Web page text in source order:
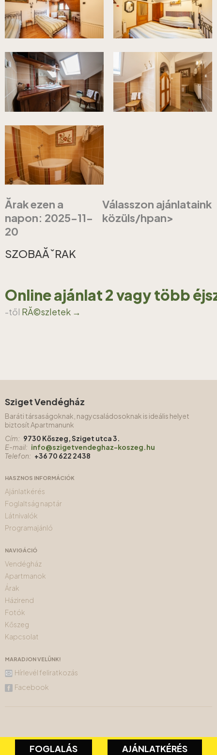
Ărak ezen a
napon: 2025-11-
20
Válasszon ajánlataink
közüls/hpan>
SZOBAĂˇRAK
Online ajánlat 2 vagy több
-től RĂ©szletek →
Sziget Vendégház
Baráti társaságoknak, nagycsaládosoknak is ideális helyet
biztosít Apartmanunk
Cím: 9730 Kőszeg, Sziget utca 3.
E-mail: info@szigetvendeghaz-koszeg.hu
Telefon: +36 70 622 2438
HASZNOS INFORMÁCIÓK
Ajánlatkérés
Foglaltság naptár
Látnivalók
Programajánló
NAVIGÁCIÓ
Vendégház
Apartmanok
Árak
Házirend
Fotók
Kőszeg
Kapcsolat
MARADJON VELÜNK!
Hírlevél feliratkozás
Facebook
FOGLALÁS AJÁNLATKÉRÉS